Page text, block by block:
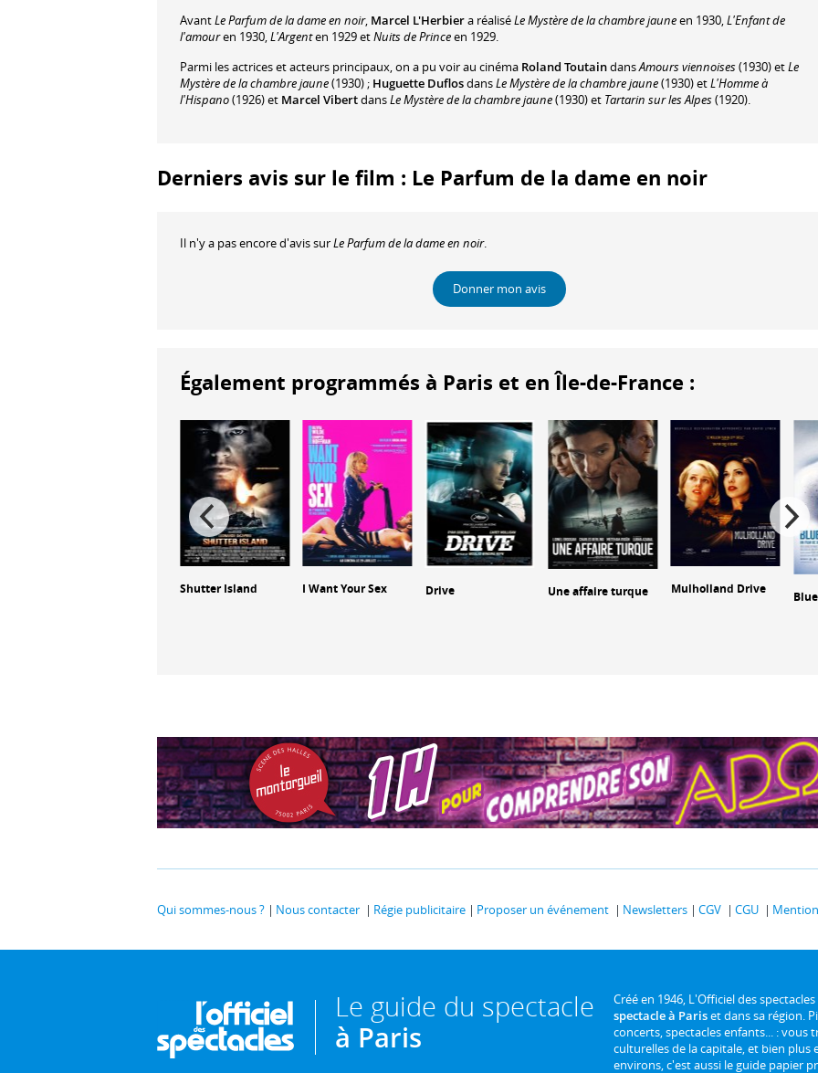
AvantLe Parfum de la dame en noir, Marcel L'Herbiera réaliséLe Mystère de la chambre jauneen 1930,L'Enfant de
l'amouren 1930,L'Argenten 1929 etNuits de Princeen 1929.
Parmi les actrices et acteurs principaux, on a pu voir au cinéma Roland ToutaindansAmours viennoises(1930) etLe
Mystère de la chambre jaune(1930) ; Huguette DuflosdansLe Mystère de la chambre jaune(1930) etL'Homme à
l'Hispano(1926) et Marcel VibertdansLe Mystère de la chambre jaune(1930) et Tartarin sur les Alpes(1920).
Derniers avis sur le film : Le Parfum de la dame en noir
Il n'y a pas encore d'avis surLe Parfum de la dame en noir.
Donner mon avis
Également programmés à Paris et en Île-de-France :
Shutter Island I Want Your Sex Drive Une affaire turque Mulholland Drive
Qui sommes-nous ? Nous contacter Régie publicitaire Proposer un événement Newsletters CGV CGU
Le guide du spectacle
à Paris
Créé en 1946, L'Officiel des
spectacle à Pariset dans sa région.
concerts, spectacles enfants... :
culturelles de la capitale, et bien plus
environs, c'est aussi le guide papier